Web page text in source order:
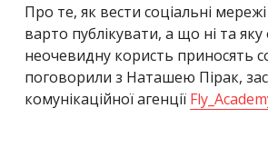
Про те, як вести соціальні
варто публікувати, а що ні та
неочевидну користь приносять
поговорили з Наташею Пірак,
комунікаційної агенції